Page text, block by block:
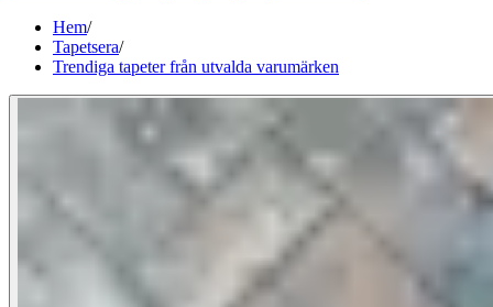
Hem/
Tapetsera/
Trendiga tapeter från utvalda varumärken